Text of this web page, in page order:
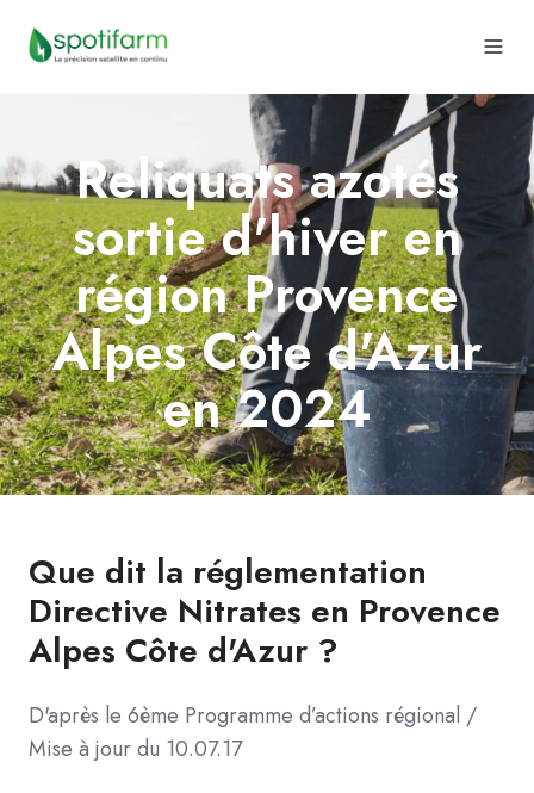
Reliquats azotés
sortie d'hiver en
région Provence
Alpes Côte d'Azur
en 2024
Que dit la réglementation
Directive Nitrates en Provence
Alpes Côte d'Azur ?
D'après le 6ème Programme d’actions régional /
Mise à jour du 10.07.17